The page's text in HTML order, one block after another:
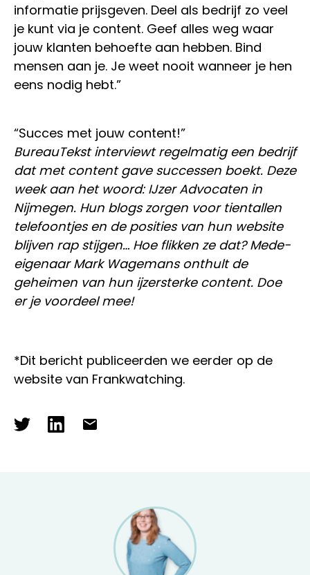
informatie prijsgeven. Deel als bedrijf zo veel
je kunt via je content. Geef alles weg waar
jouw klanten behoefte aan hebben. Bind
mensen aan je. Je weet nooit wanneer je hen
eens nodig hebt.”
“Succes met jouw content!”
BureauTekst interviewt regelmatig een bedrijf
dat met content gave successen boekt. Deze
week aan het woord: IJzer Advocaten in
Nijmegen. Hun blogs zorgen voor tientallen
telefoontjes en de posities van hun website
blijven rap stijgen… Hoe flikken ze dat? Mede-
eigenaar Mark Wagemans onthult de
geheimen van hun ijzersterke content. Doe
er je voordeel mee!
*Dit bericht publiceerden we eerder op de
website van Frankwatching.